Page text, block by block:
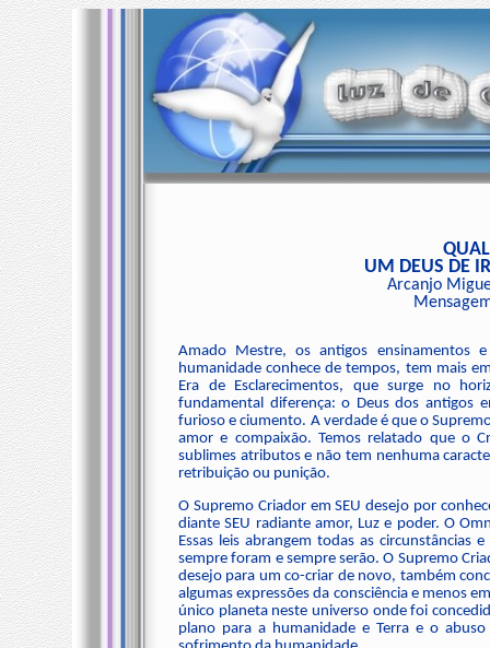
UM DEUS DE
Arcanjo
Amado Mestre, os antigos ensinamentos
humanidade conhece de tempos, tem mais
Era de Esclarecimentos, que surge no
fundamental diferença: o Deus dos antigos
furioso e ciumento. A verdade é que o
amor e compaixão. Temos relatado que o
sublimes atributos e não tem nenhuma
retribuição ou punição.
O Supremo Criador em SEU desejo por
diante SEU radiante amor, Luz e poder. O
Essas leis abrangem todas as circunstâncias
sempre foram e sempre serão. O Supremo
desejo para um co-criar de novo, também
algumas expressões da consciência e menos
único planeta neste universo onde foi
plano para a humanidade e Terra e o